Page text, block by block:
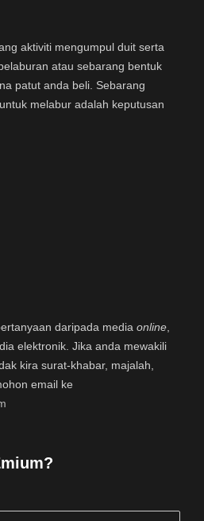
aktiviti mengumpul duit serta
atau sebarang bentuk
patut anda beli. Sebarang
melabur adalah keputusan
daripada media online
elektronik. Jika anda mewakili
kira surat-khabar, majalah,
email ke